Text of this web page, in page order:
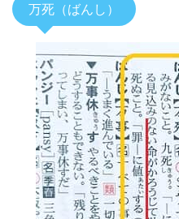
万死（ばんし）